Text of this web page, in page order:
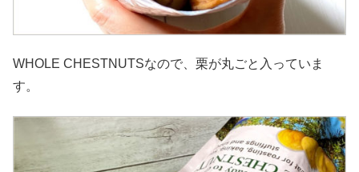
WHOLE CHESTNUTSなので、栗が丸ごと入っていま
す。